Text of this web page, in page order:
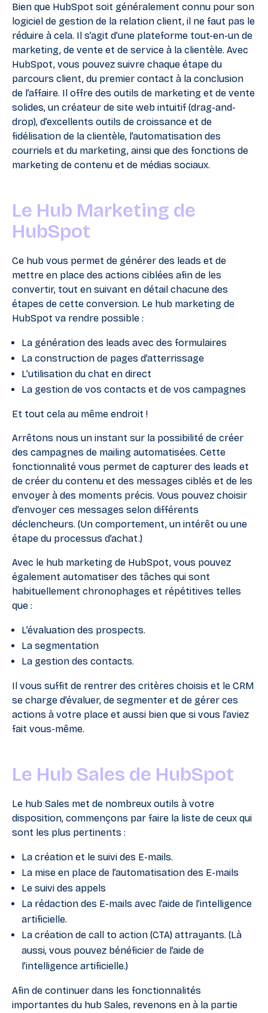
Bien que HubSpot soit généralement connu pour son
logiciel de gestion de la relation client, il ne faut pas le
réduire à cela. Il s’agit d’une plateforme tout-en-un de
marketing, de vente et de service à la clientèle. Avec
HubSpot, vous pouvez suivre chaque étape du
parcours client, du premier contact à la conclusion
de l’affaire. Il offre des outils de marketing et de vente
solides, un créateur de site web intuitif (drag-and-
drop), d’excellents outils de croissance et de
fidélisation de la clientèle, l’automatisation des
courriels et du marketing, ainsi que des fonctions de
marketing de contenu et de médias sociaux.
Le Hub Marketing de
HubSpot
Ce hub vous permet de générer des leads et de
mettre en place des actions ciblées afin de les
convertir, tout en suivant en détail chacune des
étapes de cette conversion. Le hub marketing de
HubSpot va rendre possible :
La génération des leads avec des formulaires
La construction de pages d’atterrissage
L’utilisation du chat en direct
La gestion de vos contacts et de vos campagnes
Et tout cela au même endroit !
Arrêtons nous un instant sur la possibilité de créer
des campagnes de mailing automatisées. Cette
fonctionnalité vous permet de capturer des leads et
de créer du contenu et des messages ciblés et de les
envoyer à des moments précis. Vous pouvez choisir
d’envoyer ces messages selon différents
déclencheurs. (Un comportement, un intérêt ou une
étape du processus d’achat.)
Avec le hub marketing de HubSpot, vous pouvez
également automatiser des tâches qui sont
habituellement chronophages et répétitives telles
que :
L’évaluation des prospects.
La segmentation
La gestion des contacts.
Il vous suffit de rentrer des critères choisis et le CRM
se charge d’évaluer, de segmenter et de gérer ces
actions à votre place et aussi bien que si vous l’aviez
fait vous-même.
Le Hub Sales de HubSpot
Le hub Sales met de nombreux outils à votre
disposition, commençons par faire la liste de ceux qui
sont les plus pertinents :
La création et le suivi des E-mails.
La mise en place de l’automatisation des E-mails
Le suivi des appels
La rédaction des E-mails avec l’aide de l’intelligence
artificielle.
La création de call to action (CTA) attrayants. (Là
aussi, vous pouvez bénéficier de l’aide de
l’intelligence artificielle.)
Afin de continuer dans les fonctionnalités
importantes du hub Sales, revenons en à la partie